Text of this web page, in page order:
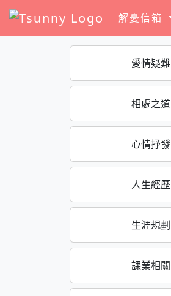
解憂信箱
愛情疑難
相處之道
心情抒發
人生經歷
生涯規劃
課業相關